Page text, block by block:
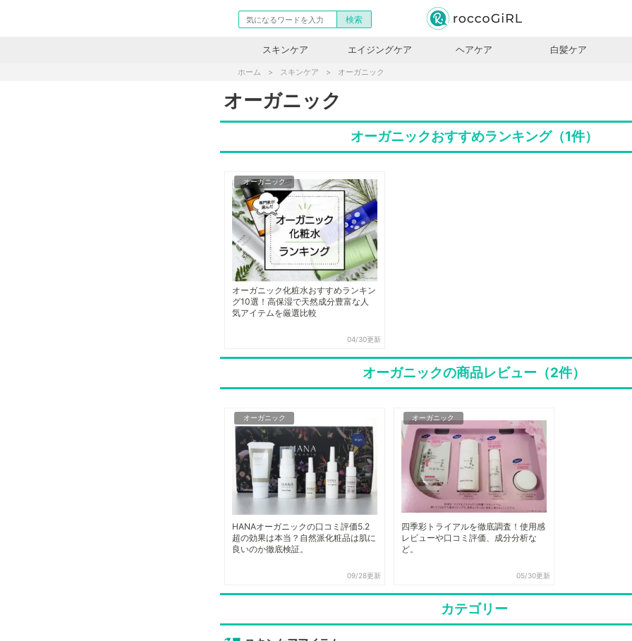
スキンケア エイジングケア ヘアケア 白髪ケア
ホーム スキンケア オーガニック
オーガニック
オーガニックおすすめランキング（1件）
オーガニック
04/30更新
オーガニック化粧水おすすめランキン
グ10選！高保湿で天然成分豊富な人
気アイテムを厳選比較
オーガニックの商品レビュー（2件）
オーガニック
09/28更新
HANAオーガニックの口コミ評価5.2
超の効果は本当？自然派化粧品は肌に
良いのか徹底検証。
オーガニック
05/30更新
四季彩トライアルを徹底調査！使用感
レビューや口コミ評価、成分分析な
ど。
カテゴリー